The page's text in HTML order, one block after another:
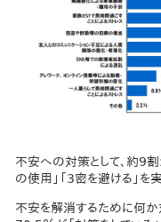
不安への対策として、約9
の使用」「3密を避ける」を
不安を解消するために何か